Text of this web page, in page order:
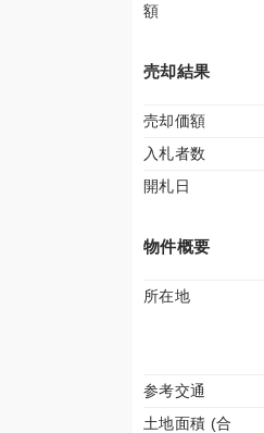
額
売却結果
売却価額
入札者数
開札日
物件概要
所在地
参考交通
土地面積 (合